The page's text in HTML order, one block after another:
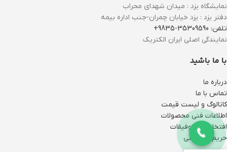
نمایشگاه یزد : میدان شهدای محراب
دفتر یزد : یزد خیابان چمران-جنب اداره بیمه
تلفن: 35309590-9835+
نمایندگی اصلی ایران الکتریک
با ما باشید
درباره ما
تماس با ما
کاتالوگ و لیست قیمت
اطلاعات فنی محصولات
افتخارات و توفیقات
حریم خصوصی